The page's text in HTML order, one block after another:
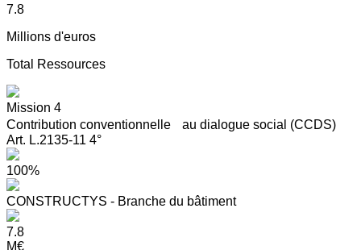
7.8
Millions d'euros
Total Ressources
Mission 4
Contribution conventionnelle au dialogue social (CCDS)
Art. L.2135-11 4°
100%
CONSTRUCTYS - Branche du bâtiment
7.8
M€